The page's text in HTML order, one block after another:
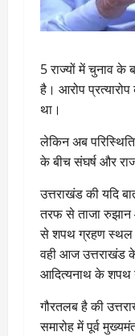
5 राज्यों में चुनाव
है। आरोप
था।
लेकिन अब
के बीच संघर्ष और
उत्तराखंड की यदि
तरफ से ताजा रुझान
से शपथ ग्रहण स्थल
वही आज उत्तराखंड
आदित्यनाथ के शपथ
गौरतलब है की
समारोह में पूर्व